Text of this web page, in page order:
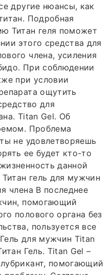
другие нюансы, как
Подробная
Титан геля поможет
этого средства для
члена, усиления
При соблюдении
при условии
ощутить
для
Titan Gel. Об
Проблема
не удовлетворяешь
ее будет кто-то
данной
гель для мужчин
члена В последнее
помогающий
полового органа без
пользуется все
для мужчин Titan
Гель. Titan Gel –
помогающий